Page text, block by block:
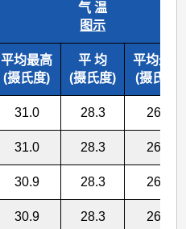
气 温
图示
平均最高
(摄氏度)
平 均
(摄氏度)
平均最低
(摄氏度)
31.0 28.3 26.3
31.0 28.3 26.2
30.9 28.3 26.3
30.9 28.3 26.2